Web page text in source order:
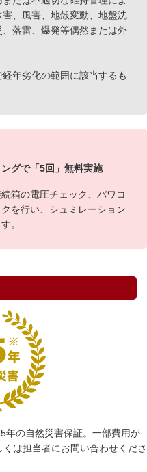
、風害、地殻変動、地盤沈
落雷、爆発等偶然または外
年劣化の範囲に該当するも
グで「5回」無料実施
箱の電圧チェック、パワコ
を行い、シュミレーション
。
年の自然災害保証。一部費用が
は担当者にお問い合わせくださ